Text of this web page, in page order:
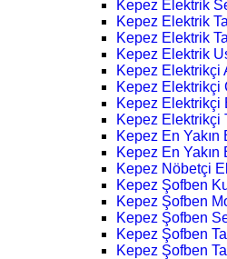
Kepez Elektrik
Kepez Elektrik
Kepez Elektrik
Kepez Elektrik
Kepez Elektrikçi
Kepez Elektrikçi
Kepez Elektrikçi
Kepez Elektrikçi
Kepez En Yakın
Kepez En Yakın
Kepez Nöbetçi
Kepez Şofben
Kepez Şofben
Kepez Şofben
Kepez Şofben
Kepez Şofben